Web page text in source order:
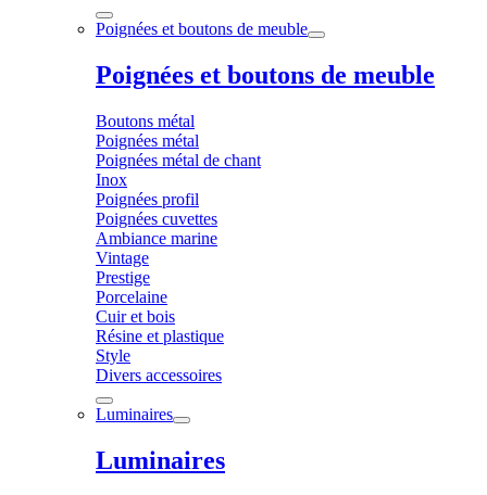
Poignées et boutons de meuble
Poignées et boutons de meuble
Boutons métal
Poignées métal
Poignées métal de chant
Inox
Poignées profil
Poignées cuvettes
Ambiance marine
Vintage
Prestige
Porcelaine
Cuir et bois
Résine et plastique
Style
Divers accessoires
Luminaires
Luminaires